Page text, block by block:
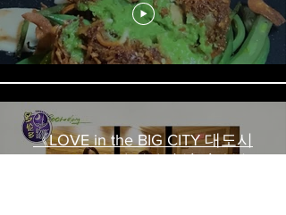
《LOVE in the BIG CITY 대도시